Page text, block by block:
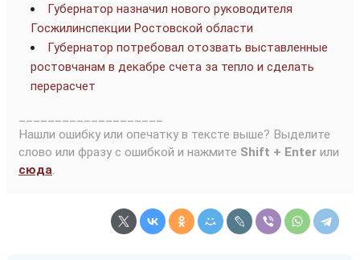
Губернатор назначил нового руководителя
Госжилинспекции Ростовской области
Губернатор потребовал отозвать выставленные
ростовчанам в декабре счета за тепло и сделать
перерасчет
Нашли ошибку или опечатку в тексте выше? Выделите
слово или фразу с ошибкой и нажмите Shift + Enter или
сюда.